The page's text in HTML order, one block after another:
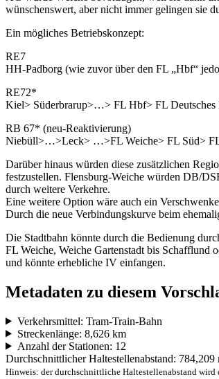
wünschenswert, aber nicht immer gelingen sie
Ein mögliches Betriebskonzept:
RE7
HH-Padborg (wie zuvor über den FL „Hbf“
RE72*
Kiel> Süderbrarup>…> FL Hbf> FL Deutsches
RB 67* (neu-Reaktivierung)
Niebüll>…>Leck> …>FL Weiche> FL Süd> FL
Darüber hinaus würden diese zusätzlichen
festzustellen. Flensburg-Weiche würden DB/
durch weitere Verkehre.
Eine weitere Option wäre auch ein
Durch die neue Verbindungskurve beim
Die Stadtbahn könnte durch die Bedienung
FL Weiche, Weiche Gartenstadt bis
und könnte erhebliche IV einfangen.
Metadaten zu diesem
Verkehrsmittel: Tram-Train-Bahn
Streckenlänge: 8,626 km
Anzahl der Stationen: 12
Durchschnittlicher Haltestellenabstand: 784,209
Hinweis: der durchschnittliche Haltestellenabstand wird